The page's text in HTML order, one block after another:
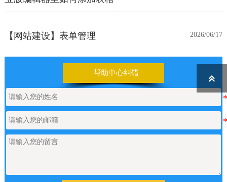
【网站建设】表单管理
如何申请通义千问API的Key 2026/05/22
【网站建设】产品/新闻详情里的关键
词标签链接，如何设置链接文字的样
式？
帮助中心纠错
